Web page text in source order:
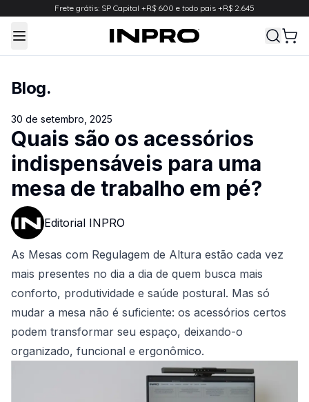
Frete grátis: SP Capital +R$ 600 e todo pais +R$ 2.645
Toggle Menu
Blog.
30 de setembro, 2025
Quais são os acessórios
indispensáveis para uma
mesa de trabalho em pé?
Editorial INPRO
As Mesas com Regulagem de Altura estão cada vez
mais presentes no dia a dia de quem busca mais
conforto, produtividade e saúde postural. Mas só
mudar a mesa não é suficiente: os acessórios certos
podem transformar seu espaço, deixando-o
organizado, funcional e ergonômico.